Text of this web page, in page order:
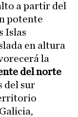
a partir del
potente
Islas
en altura
la
del norte
del sur